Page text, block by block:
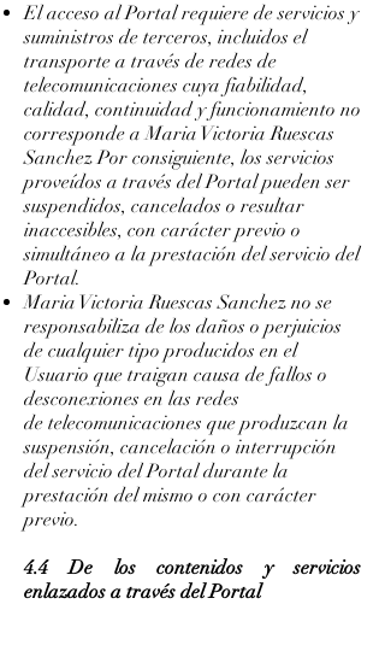
El acceso al Portal requiere de servicios y
suministros de terceros, incluidos el
transporte a través de redes de
telecomunicaciones cuya fiabilidad,
calidad, continuidad y funcionamiento no
corresponde a Maria Victoria Ruescas
Sanchez Por consiguiente, los servicios
proveídos a través del Portal pueden ser
suspendidos, cancelados o resultar
inaccesibles, con carácter previo o
simultáneo a la prestación del servicio del
Portal.
Maria Victoria Ruescas Sanchez no se
responsabiliza de los daños o perjuicios
de cualquier tipo producidos en el
Usuario que traigan causa de fallos o
desconexiones en las redes
de telecomunicaciones que produzcan la
suspensión, cancelación o interrupción
del servicio del Portal durante la
prestación del mismo o con carácter
previo.
4.4 De los contenidos y servicios
enlazados a través del Portal